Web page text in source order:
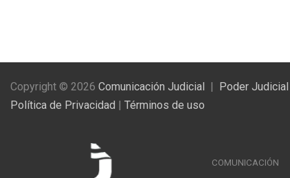
Copyright © 2026 Comunicación Judicial
Poder
Política de Privacidad
Términos de uso
COMUNICACIÓN